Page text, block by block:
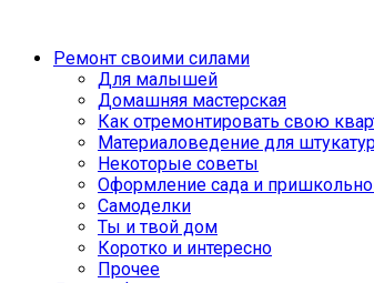
Ремонт своими силами
Для малышей
Домашняя мастерская
Как отремонтировать свою
Материаловедение для
Некоторые советы
Оформление сада и
Самоделки
Ты и твой дом
Коротко и интересно
Прочее